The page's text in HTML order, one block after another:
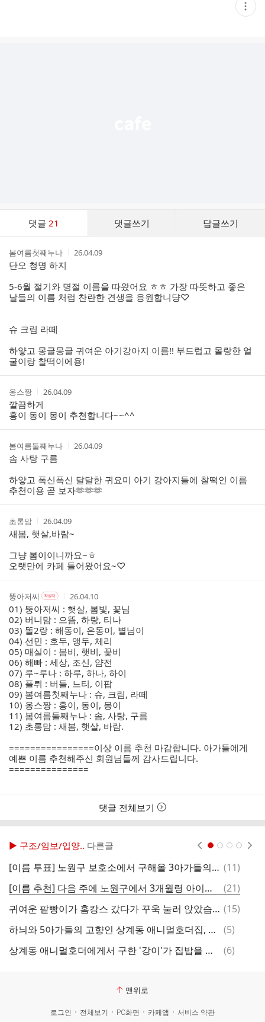
현
재
댓글21 댓글쓰기 답글쓰기
작
성
자
봄여름첫째누나
작
간
26.04.09
단오 청명 하지
5-6월 절기와 명절 이름을 따왔어요 ㅎㅎ 가장 따뜻하고 좋은
날들의 이름 처럼 찬란한 견생을 응원합니댱♡
슈 크림 라떼
하얗고 몽글몽글 귀여운 아기강아지 이름!! 부드럽고 몰랑한 얼
굴이랑 찰떡이에용!
작
성
자
옹스짱
작
성
시
간
26.04.09
깔끔하게
홍이 동이 몽이 추천합니다~~^^
작
성
자
봄여름둘째누나
작
26.04.09
솜 사탕 구름
하얗고 폭신폭신 달달한 귀요미 아기 강아지들에 찰떡인 이름
추천이용 곧 보자🫶🫶🫶
작
성
자
초롱맘
작
성
시
간
26.04.09
새봄, 햇살,바람~
그냥 봄이이니까요~ㅎ
오랫만에 카페 들어왔어요~♡
작
성
자
뚱아저씨 작
성
자
본
인
여
부
작
작
성
시
간
26.04.10
01) 뚱아저씨 : 햇살, 봄빛, 꽃님
02) 버니맘 : 으뜸, 하랑, 티나
03) 똘2랑 : 해동이, 은동이, 별님이
04) 선민 : 호두, 앵두, 체리
05) 매실이 : 봄비, 햇비, 꽃비
06) 해빠 : 세상, 조신, 얌전
07) 루~루나 : 하루, 하나, 하이
08) 플뤼 : 버들, 느티, 이팝
09) 봄여름첫째누나 : 슈, 크림, 라떼
10) 옹스짱 : 홍이, 동이, 몽이
11) 봄여름둘째누나 : 솜, 사탕, 구름
12) 초롱맘 : 새봄, 햇살, 바람.
================이상 이름 추천 마감합니다. 아가들에게
예쁜 이름 추천해주신 회원님들께 감사드립니다.
===============
댓글 전체보기
▶ 구조/임보/입양.. 다른글
[이름 투표] 노원구 보호소에서 구해올 3아가들의 이름을 지어주세요. 댓
(11)
[이름 추천] 다음 주에 노원구에서 3개월령 아이들로 3아이 구해올 예정입니다.
댓
글
(21)
귀여운 팥빵이가 홈캉스 갔다가 꾸욱 눌러 앉았습니다 ~ 댓
(15)
하늬와 5아가들의 고향인 상계동 애니멀호더집, 그 이후의 이야기
댓
(5)
상계동 애니멀호더에게서 구한 '강이'가 집밥을 먹으러 갔습니다.
댓
(6)
맨위로
로그인 전체보기 PC화면 카페앱 서비스 약관